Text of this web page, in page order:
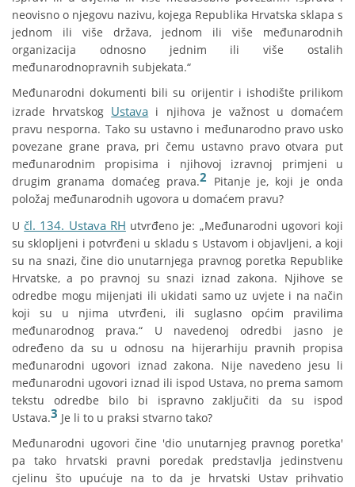
neovisno o njegovu nazivu, kojega Republika Hrvatska sklapa s
jednom ili više država, jednom ili više međunarodnih
organizacija odnosno jednim ili više ostalih
međunarodnopravnih subjekata.“
Međunarodni dokumenti bili su orijentir i ishodište prilikom
izrade hrvatskog Ustava i njihova je važnost u domaćem
pravu nesporna. Tako su ustavno i međunarodno pravo usko
povezane grane prava, pri čemu ustavno pravo otvara put
međunarodnim propisima i njihovoj izravnoj primjeni u
drugim granama domaćeg prava.2 Pitanje je, koji je onda
položaj međunarodnih ugovora u domaćem pravu?
U čl. 134. Ustava RH utvrđeno je: „Međunarodni ugovori koji
su sklopljeni i potvrđeni u skladu s Ustavom i objavljeni, a koji
su na snazi, čine dio unutarnjega pravnog poretka Republike
Hrvatske, a po pravnoj su snazi iznad zakona. Njihove se
odredbe mogu mijenjati ili ukidati samo uz uvjete i na način
koji su u njima utvrđeni, ili suglasno općim pravilima
međunarodnog prava.“ U navedenoj odredbi jasno je
određeno da su u odnosu na hijerarhiju pravnih propisa
međunarodni ugovori iznad zakona. Nije navedeno jesu li
međunarodni ugovori iznad ili ispod Ustava, no prema samom
tekstu odredbe bilo bi ispravno zaključiti da su ispod
Ustava.3 Je li to u praksi stvarno tako?
Međunarodni ugovori čine 'dio unutarnjeg pravnog poretka'
pa tako hrvatski pravni poredak predstavlja jedinstvenu
cjelinu što upućuje na to da je hrvatski Ustav prihvatio